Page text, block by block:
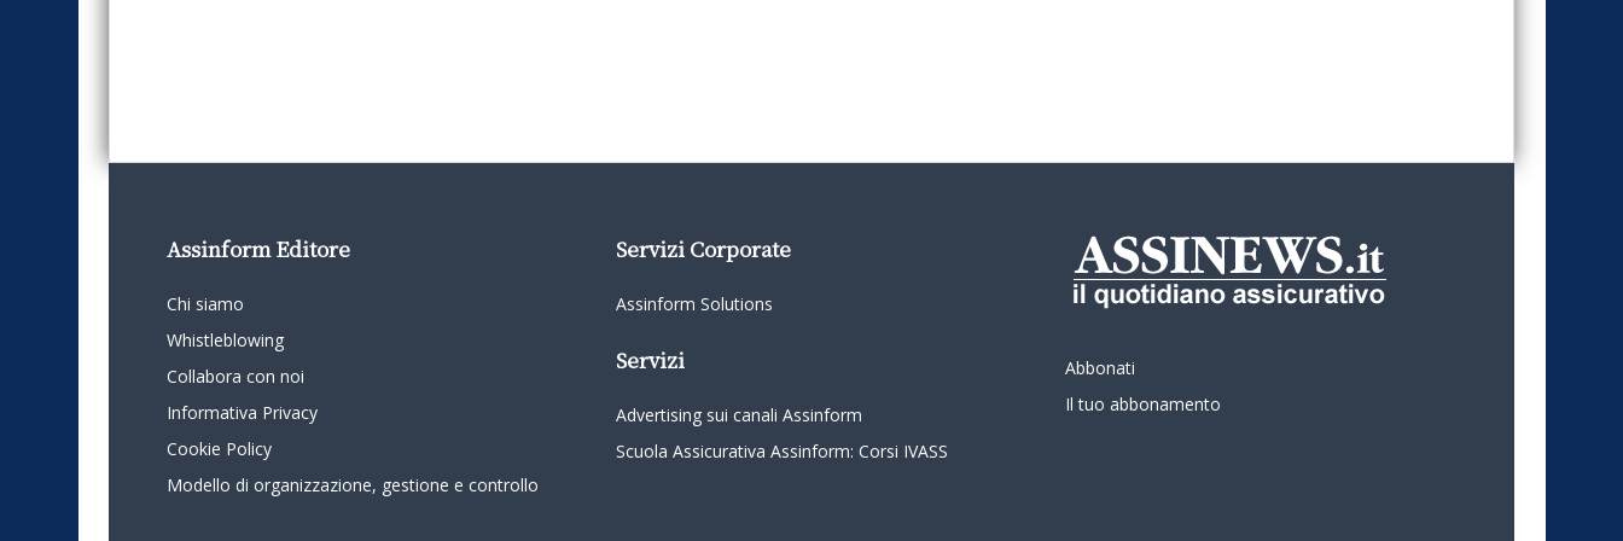
Assinform Editore
Chi siamo
Whistleblowing
Collabora con noi
Informativa Privacy
Cookie Policy
Modello di organizzazione, gestione e controllo
Servizi Corporate
Assinform Solutions
Servizi
Advertising sui canali Assinform
Scuola Assicurativa Assinform: Corsi IVASS
Abbonati
Il tuo abbonamento